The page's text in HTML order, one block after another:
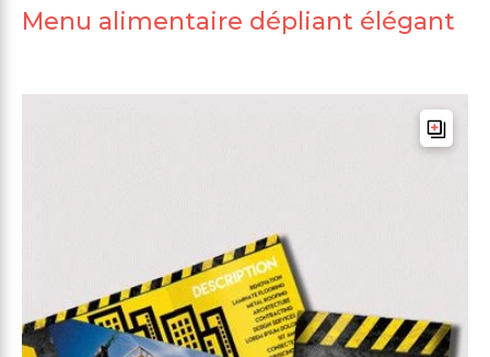
Menu alimentaire dépliant élégant